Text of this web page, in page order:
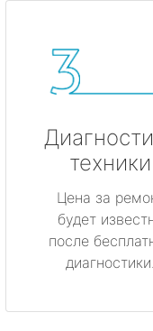
техники
Цена за
будет
после
диагностики.